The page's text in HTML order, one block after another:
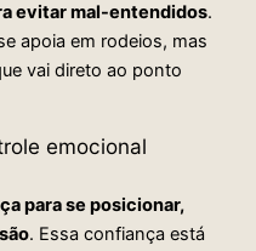
evitar mal-entendidos.
apoia em rodeios, mas
vai direto ao ponto
emocional
para se posicionar,
. Essa confiança está